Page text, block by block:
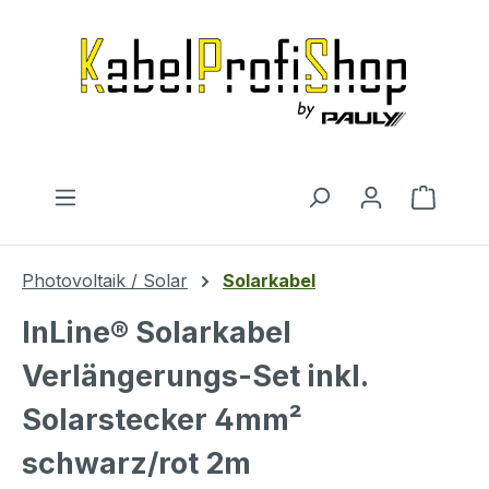
Photovoltaik / Solar Solarkabel
InLine® Solarkabel
Verlängerungs-Set inkl.
Solarstecker 4mm²
schwarz/rot 2m